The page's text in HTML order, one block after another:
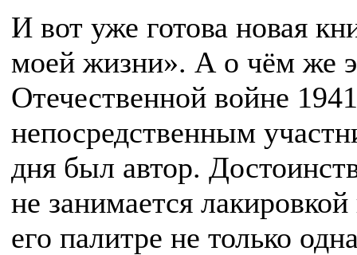
И вот уже готова новая
моей жизни». А о чём же
Оте­чественной войне
непо­средственным
дня был автор.
не занима­ется
его палитре не только